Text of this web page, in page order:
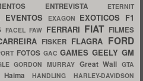
ENTREVISTA ETERNIT
EVENTOS EXAGON EXOTICOS F1
FACELFAW FERRARI FIAT FILMES
FISKER FLAGRA FORD
FOTOS GACGAMESGEELYGM
GORDON MURRAY Great WallGTA
HaimaHANDLINGHARLEY-DAVIDSON